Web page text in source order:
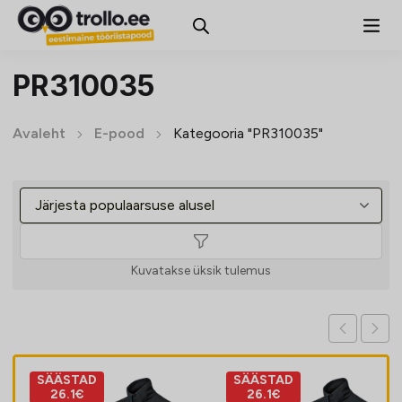
PR310035
Avaleht E-pood Kategooria "PR310035"
Kuvatakse üksik tulemus
SÄÄSTAD
26.1€
SÄÄSTAD
26.1€